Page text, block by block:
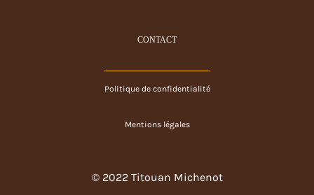
CONTACT
Politique de confidentialité
Mentions légales
© 2022 Titouan Michenot